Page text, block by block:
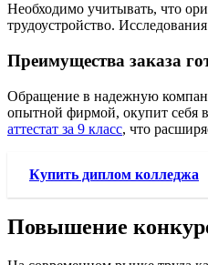
Необходимо учитывать, что
трудоустройство.
Преимущества заказа
Обращение в надежную
опытной фирмой, окупит себя в
аттестат за 9 класс, что
Купить диплом колледжа
Повышение